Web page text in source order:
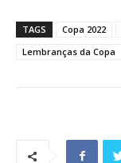
TAGS Copa 2022
Lembranças da Copa